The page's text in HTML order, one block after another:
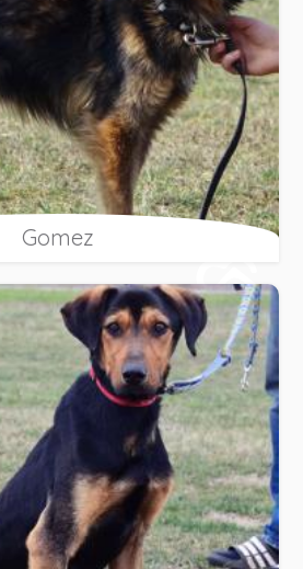
Gomez